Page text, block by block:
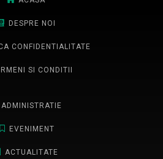
DESPRE NOI
CONFIDENTIALITATE
SI CONDITII
ADMINISTRATIE
EVENIMENT
ACTUALITATE